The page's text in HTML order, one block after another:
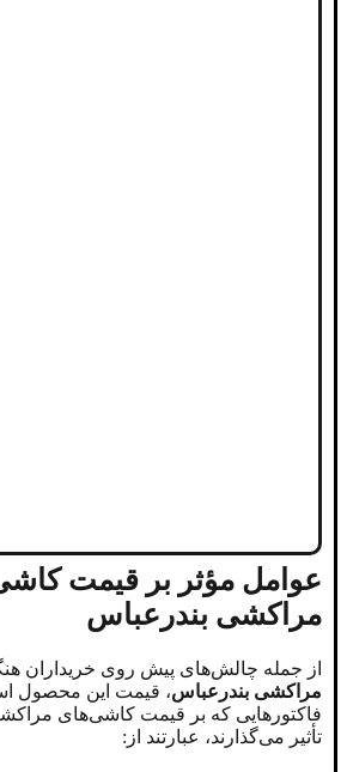
عوامل مؤثر بر قیمت
مراکشی بندرعباس
از جمله چالش‌های پیش روی خریداران
مراکشی بندرعباس، قیمت این محصول
فاکتور‌هایی که بر قیمت کاشی‌های
تأثیر می‌گذارند، عبارتند از: